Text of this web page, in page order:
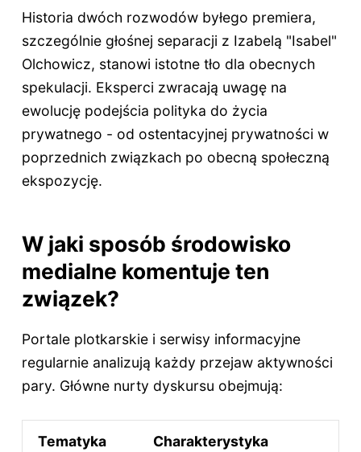
Historia dwóch rozwodów byłego premiera,
szczególnie głośnej separacji z Izabelą "Isabel"
Olchowicz, stanowi istotne tło dla obecnych
spekulacji. Eksperci zwracają uwagę na
ewolucję podejścia polityka do życia
prywatnego - od ostentacyjnej prywatności w
poprzednich związkach po obecną społeczną
ekspozycję.
W jaki sposób środowisko
medialne komentuje ten
związek?
Portale plotkarskie i serwisy informacyjne
regularnie analizują każdy przejaw aktywności
pary. Główne nurty dyskursu obejmują:
Tematyka Charakterystyka